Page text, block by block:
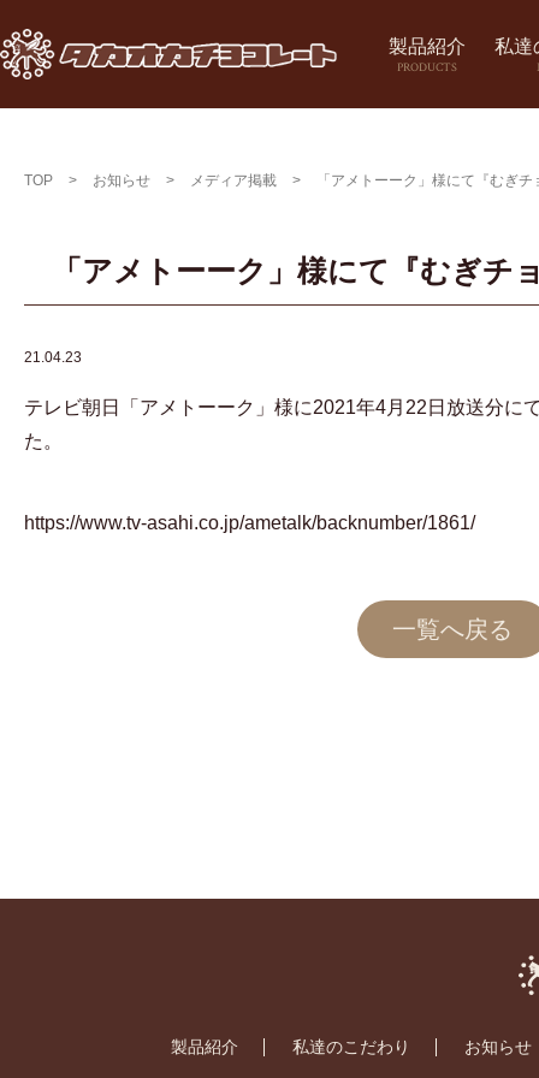
製品紹介
PRODUCTS
私達
TOP > お知らせ > メディア掲載 > 「アメトーーク」様にて『むぎ
「アメトーーク」様にて『むぎチ
21.04.23
テレビ朝日「アメトーーク」様に2021年4月22日放送分に
た。
https://www.tv-asahi.co.jp/ametalk/backnumber/1861/
一覧へ戻る
製品紹介 私達のこだわり お知らせ